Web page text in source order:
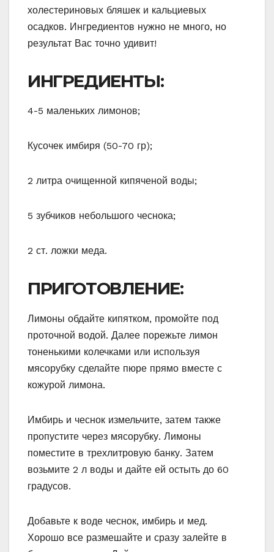
холестериновых бляшек и кальциевых
осадков. Ингредиентов нужно не много, но
результат Вас точно удивит!
ИНГРЕДИЕНТЫ:
4-5 маленьких лимонов;
Кусочек имбиря (50-70 гр);
2 литра очищенной кипяченой воды;
5 зубчиков небольшого чеснока;
2 ст. ложки меда.
ПРИГОТОВЛЕНИЕ:
Лимоны обдайте кипятком, промойте под
проточной водой. Далее порежьте лимон
тоненькими колечками или используя
мясорубку сделайте пюре прямо вместе с
кожурой лимона.
Имбирь и чеснок измельчите, затем также
пропустите через мясорубку. Лимоны
поместите в трехлитровую банку. Затем
возьмите 2 л воды и дайте ей остыть до 60
градусов.
Добавьте к воде чеснок, имбирь и мед.
Хорошо все размешайте и сразу залейте в